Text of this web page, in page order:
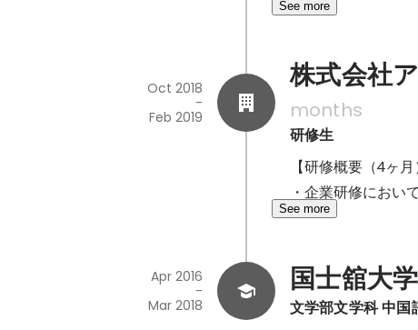
See more
株式会社
months
研修生
Oct 2018
-
Feb 2019
【研修概要（4ヶ月
・企業研修におい
See more
国士舘大学
文学部文学科 中国
Apr 2016
-
Mar 2018